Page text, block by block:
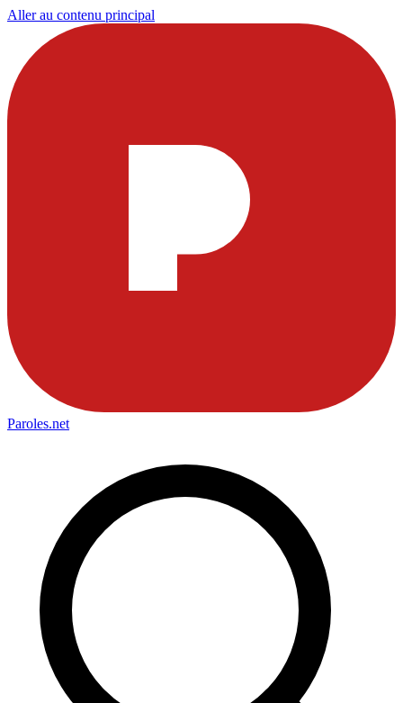
Aller au contenu principal
Paroles.net